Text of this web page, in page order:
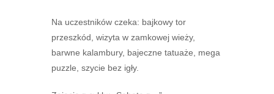
Na uczestników czeka: bajkowy tor
przeszkód, wizyta w zamkowej wieży,
barwne kalambury, bajeczne tatuaże, mega
puzzle, szycie bez igły.